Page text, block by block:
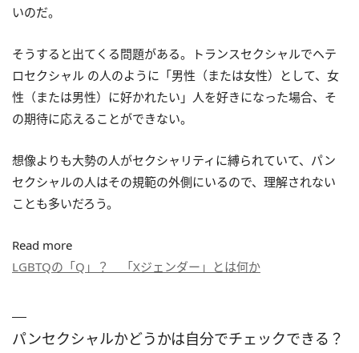
いのだ。
そうすると出てくる問題がある。トランスセクシャルでヘテ
ロセクシャル の人のように「男性（または女性）として、女
性（または男性）に好かれたい」人を好きになった場合、そ
の期待に応えることができない。
想像よりも大勢の人がセクシャリティに縛られていて、パン
セクシャルの人はその規範の外側にいるので、理解されない
ことも多いだろう。
Read more
LGBTQの「Q」？ 「Xジェンダー」とは何か
パンセクシャルかどうかは自分でチェックできる？